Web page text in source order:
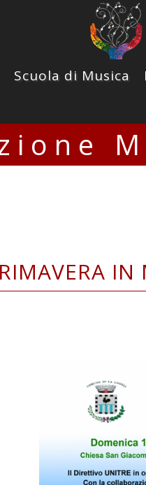
Scuola di Musica
IN